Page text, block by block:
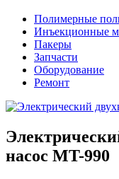
Полимерные
Инъекционные
Пакеры
Запчасти
Оборудование
Ремонт
насос MT-990